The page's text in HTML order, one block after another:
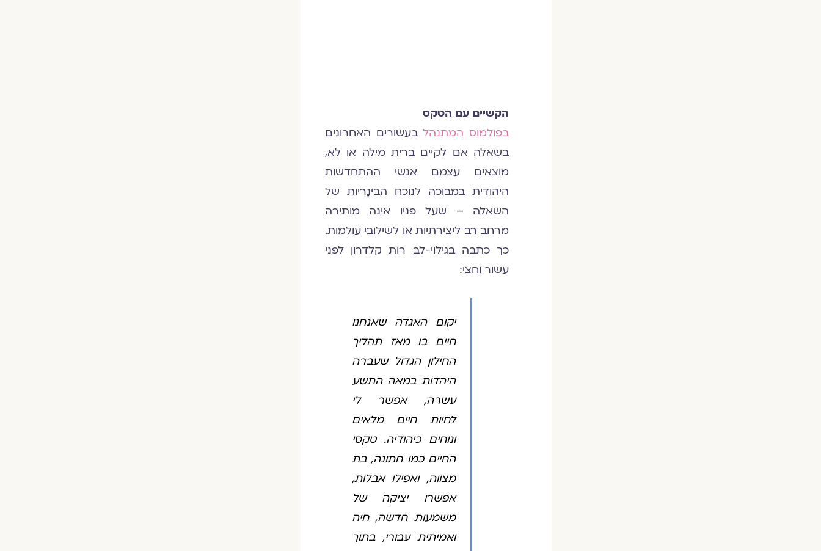
הקשיים עם הטקס
בפולמוס המתנהלבעשורים האחרונים
בשאלה אם לקיים ברית מילה או לא,
מוצאים עצמם אנשי ההתחדשות
היהודית במבוכה לנוכח הבינָריות של
השאלה – שעל פניו אינה מותירה
מרחב רב ליצירתיות או לשילובי עולמות.
כך כתבה בגילוי-לב רות קלדרון לפני
עשור וחצי:
יקום האגדה שאנחנו
חיים בו מאז תהליך
החילון הגדול שעברה
היהדות במאה התשע
עשרה, אפשר לי
לחיות חיים מלאים
ונוחים כיהודיה. טקסי
החיים כמו חתונה, בת
מצווה, ואפילו אבלות,
אפשרו יציקה של
משמעות חדשה, חיה
ואמיתית עבורי, בתוך